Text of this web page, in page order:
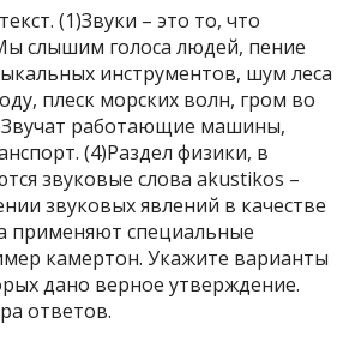
(1)Звуки – это то, что
слышим голоса людей, пение
инструментов, шум леса
плеск морских волн, гром во
работающие машины,
(4)Раздел физики, в
звуковые слова akustikos –
звуковых явлений в качестве
применяют специальные
камертон. Укажите варианты
дано верное утверждение.
ответов.